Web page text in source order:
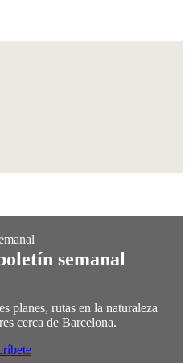
semanal
planes, rutas en la naturaleza
cerca de Barcelona.